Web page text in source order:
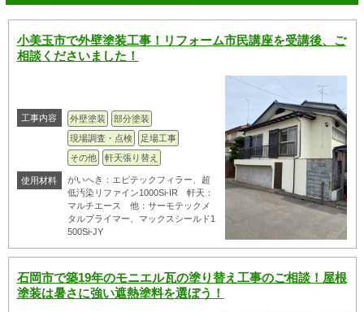
小美玉市で外壁塗装工事！リフォーム市民講座を受講後、ご
相談くださいました！
工事内容 外壁塗装
部分塗装
現場調査・点検
足場工事
その他
軒天張り替え
使用材料
がいへき：エピテックフィラー、超
低汚染リファイン1000Si-IR 軒天：
マルチエース 他：サーモテックメ
タルプライマー、マックスシールド1
500Si-JY
石岡市で築19年のモニエル瓦の塗り替え工事のご相談！屋根
塗装は暑さに強い遮熱塗料を選ぼう！